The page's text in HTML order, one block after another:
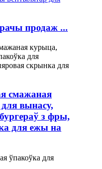
продаж ...
смажаная
вынасу,
з фры,
для ежы на